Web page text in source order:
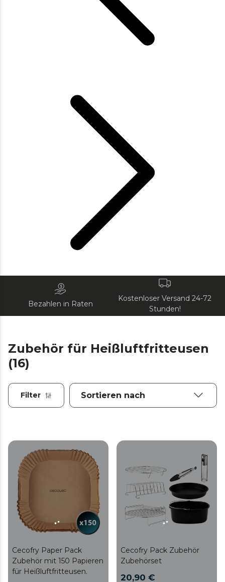
Bezahlen in Raten
Kostenloser Versand 24-72
Stunden!
Zubehör für Heißluftfritteusen
(16)
Filter
Cecofry Paper Pack
Zubehör mit 150 Papieren
für Heißluftfritteusen.
Cecofry Pack Zubehör
Zubehörset
20,90 €